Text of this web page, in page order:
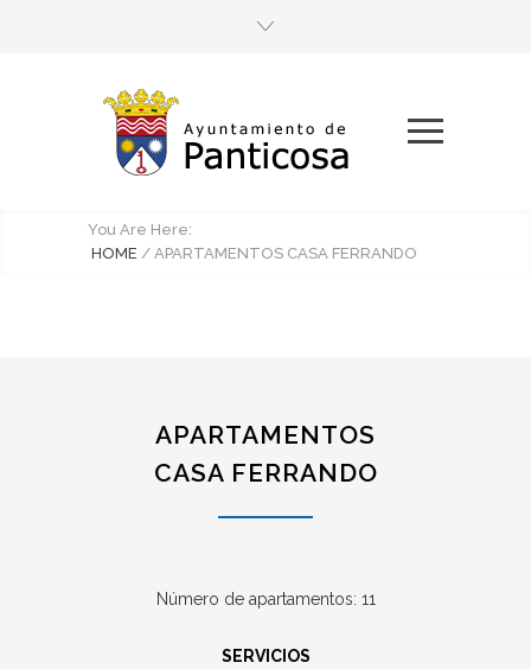
You Are Here:
HOME / APARTAMENTOS CASA FERRANDO
APARTAMENTOS
CASA FERRANDO
Número de apartamentos: 11
SERVICIOS